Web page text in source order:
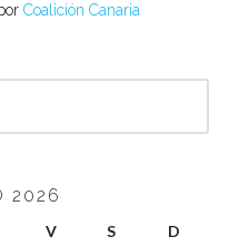
Coalición Canaria
2026
V S D